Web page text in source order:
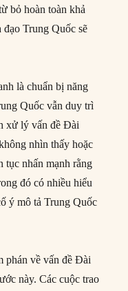
bỏ hoàn toàn khả
Trung Quốc sẽ
là chuẩn bị năng
Quốc vẫn duy trì
xử lý vấn đề Đài
nhìn thấy hoặc
tục nhấn mạnh rằng
đó có nhiều hiểu
ý mô tả Trung Quốc
phán về vấn đề Đài
này. Các cuộc trao